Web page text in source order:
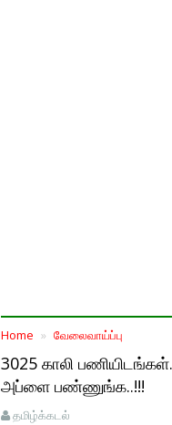
Home வேலைவாய்ப்பு
3025 காலி
அப்ளை பண்ணுங்க..!!!
தமிழ்க்கடல்